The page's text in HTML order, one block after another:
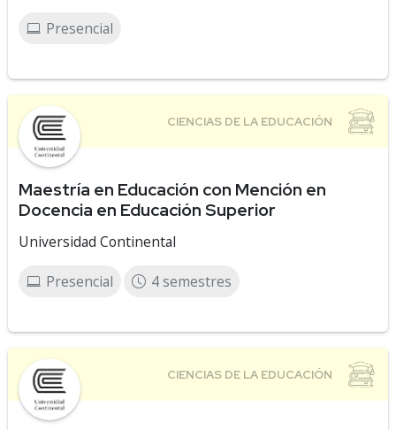
Presencial
Maestría en Educación con Mención en
Docencia en Educación Superior
Universidad Continental
Presencial 4 semestres